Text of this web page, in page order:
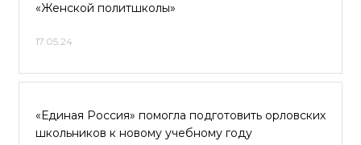
«Женской политшколы»
17.05.24
«Единая Россия» помогла подготовить орловских
школьников к новому учебному году